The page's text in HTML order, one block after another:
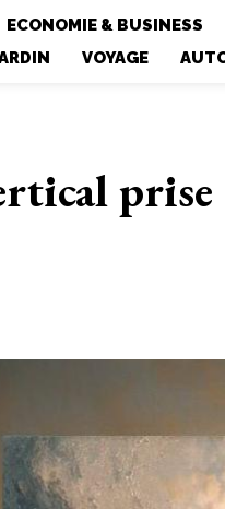
ECONOMIE & BUSINESS
VOYAGE